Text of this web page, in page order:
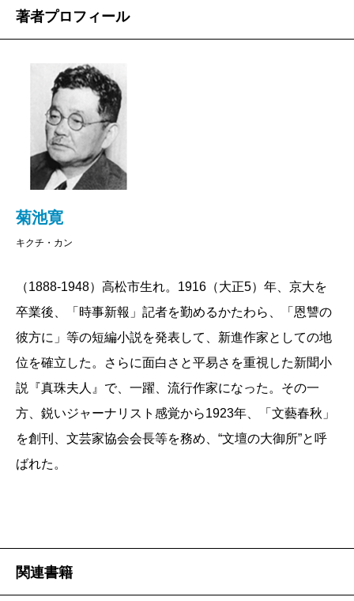
著者プロフィール
菊池寛
キクチ・カン
（1888-1948）高松市生れ。1916（大正5）年、京大を
卒業後、「時事新報」記者を勤めるかたわら、「恩讐の
彼方に」等の短編小説を発表して、新進作家としての地
位を確立した。さらに面白さと平易さを重視した新聞小
説『真珠夫人』で、一躍、流行作家になった。その一
方、鋭いジャーナリスト感覚から1923年、「文藝春秋」
を創刊、文芸家協会会長等を務め、“文壇の大御所”と呼
ばれた。
関連書籍